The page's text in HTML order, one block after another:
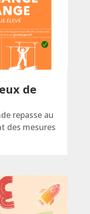
de
repasse au
des mesures